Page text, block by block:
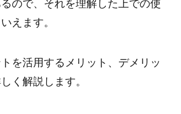
ので、それを理解した上での使
えます。
を活用するメリット、デメリッ
く解説します。